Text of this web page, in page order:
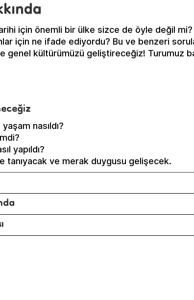
için önemli bir ülke sizce de öyle değil mi?
için ne ifade ediyordu? Bu ve benzeri
genel kültürümüzü geliştireceğiz! Turumuz
yaşam nasıldı?
yapıldı?
tanıyacak ve merak duygusu gelişecek.